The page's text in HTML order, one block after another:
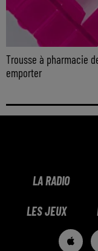
Trousse à pharmacie
emporter
LA RADIO
LES JEUX